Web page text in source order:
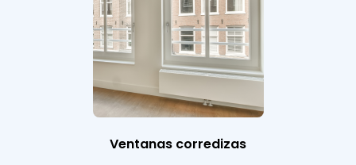
Ventanas corredizas